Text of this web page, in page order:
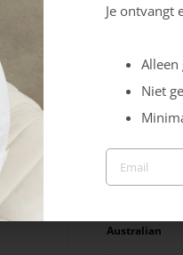
Australian
Je ontvangt
Alleen
Niet